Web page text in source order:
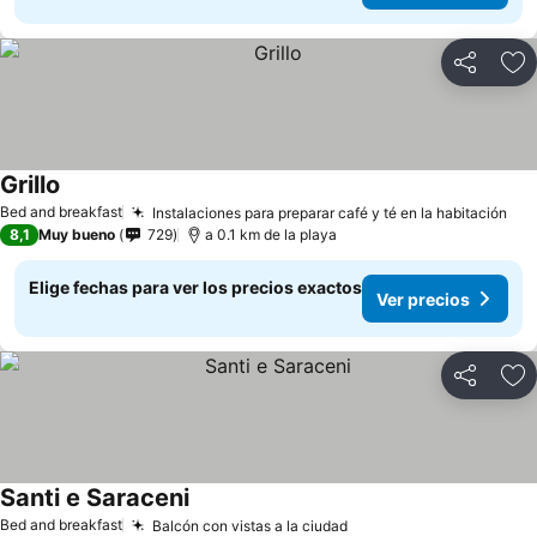
Compartir
Bed and breakfast Instalaciones para preparar café y té en la habitación
Grillo
8,1 Muy bueno 729 a 0.1 km de la playa
Elige fechas para ver los precios exactos
Ver precios
Compartir
Bed and breakfast Balcón con vistas a la ciudad
Santi e Saraceni